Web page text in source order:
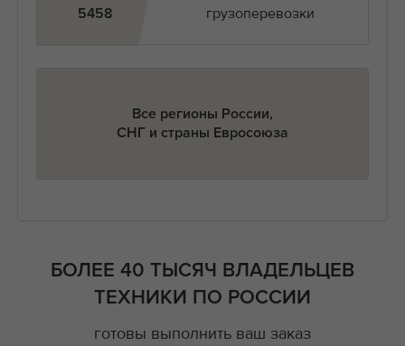
5458 грузоперевозки
Все регионы России,
СНГ и страны Евросоюза
БОЛЕЕ 40 ТЫСЯЧ ВЛАДЕЛЬЦЕВ
ТЕХНИКИ ПО РОССИИ
готовы выполнить ваш заказ